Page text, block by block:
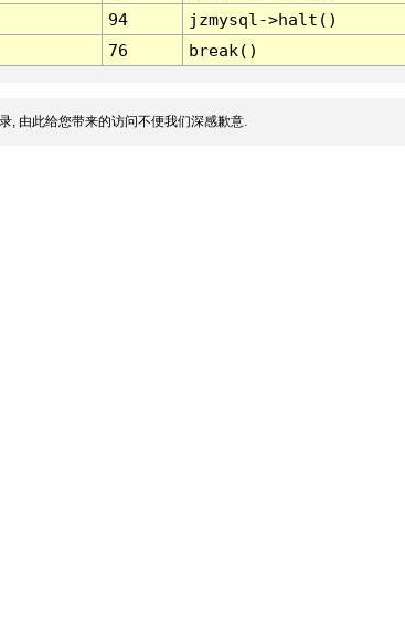
94
jzmysql->halt()
76 break()
, 由此给您带来的访问不便我们深感歉意.